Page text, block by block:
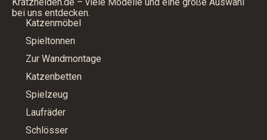
bei uns entdecken.
Katzenmöbel
Spieltonnen
Zur Wandmontage
Katzenbetten
Spielzeug
Laufräder
Schlösser